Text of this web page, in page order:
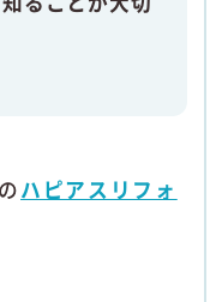
ハピアスリフォ